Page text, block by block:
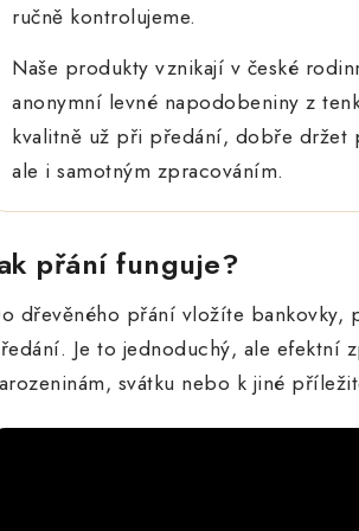
ručně kontrolujeme.
Naše produkty vznikají v české
anonymní levné napodobeniny z
kvalitně už při předání, dobře držet
ale i samotným zpracováním.
přání funguje?
dřevěného přání vložíte bankovky,
Je to jednoduchý, ale efektní
svátku nebo k jiné